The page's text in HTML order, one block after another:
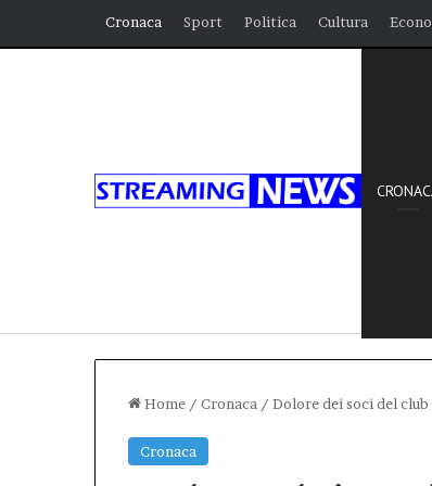
Cronaca Sport Politica Cultura
Home / Cronaca / Dolore dei soci del
Cronaca